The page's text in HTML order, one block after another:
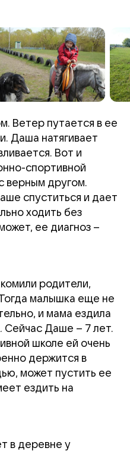
Ветер путается в ее
Даша натягивает
Вот и
спортивной
верным другом.
спуститься и дает
ходить без
ее диагноз –
родители,
малышка еще не
и мама ездила
Сейчас Даше – 7 лет.
школе ей очень
держится в
может пустить ее
ездить на
в деревне у